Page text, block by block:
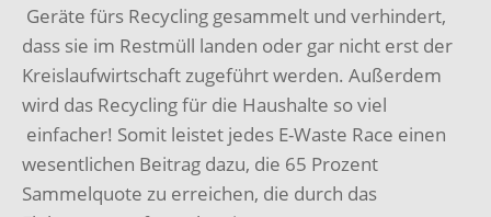
Geräte fürs Recycling gesammelt und verhindert,
dass sie im Restmüll landen oder gar nicht erst der
Kreislaufwirtschaft zugeführt werden. Außerdem
wird das Recycling für die Haushalte so viel
einfacher! Somit leistet jedes E-Waste Race einen
wesentlichen Beitrag dazu, die 65 Prozent
Sammelquote zu erreichen, die durch das